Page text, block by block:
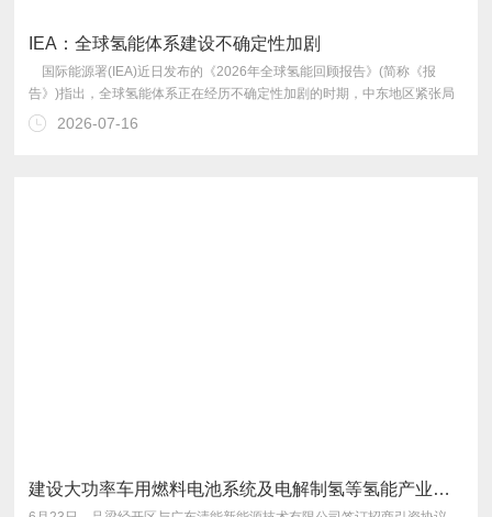
IEA：全球氢能体系建设不确定性加剧
2026-07-16
建设大功率车用燃料电池系统及电解制氢等氢能产业链项目——广东清能正式落户吕梁 开启氢能产业新赛道